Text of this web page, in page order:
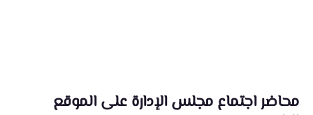
محاضر اجتماع مجلس الإدارة على الموقع